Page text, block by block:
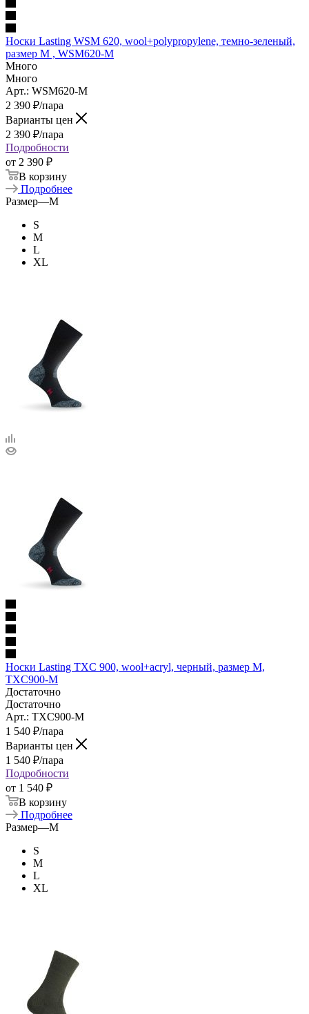
Носки Lasting WSM 620, wool+polypropylene, темно-зеленый,
размер M , WSM620-M
Много
Много
Арт.: WSM620-M
2 390 ₽/пара
Варианты цен
2 390 ₽/пара
Подробности
от 2 390 ₽
В корзину
Подробнее
Размер—M
S
M
L
XL
Носки Lasting TXC 900, wool+acryl, черный, размер M,
TXC900-M
Достаточно
Достаточно
Арт.: TXC900-M
1 540 ₽/пара
Варианты цен
1 540 ₽/пара
Подробности
от 1 540 ₽
В корзину
Подробнее
Размер—M
S
M
L
XL